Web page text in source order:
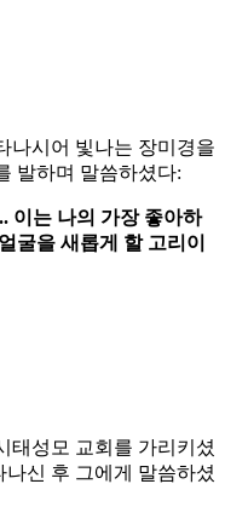
나시어 빛나는 장미경을
발하며 말씀하셨다:
이는 나의 가장 좋아하
굴을 새롭게 할 고리이
태성모 교회를 가리키셨
신 후 그에게 말씀하셨